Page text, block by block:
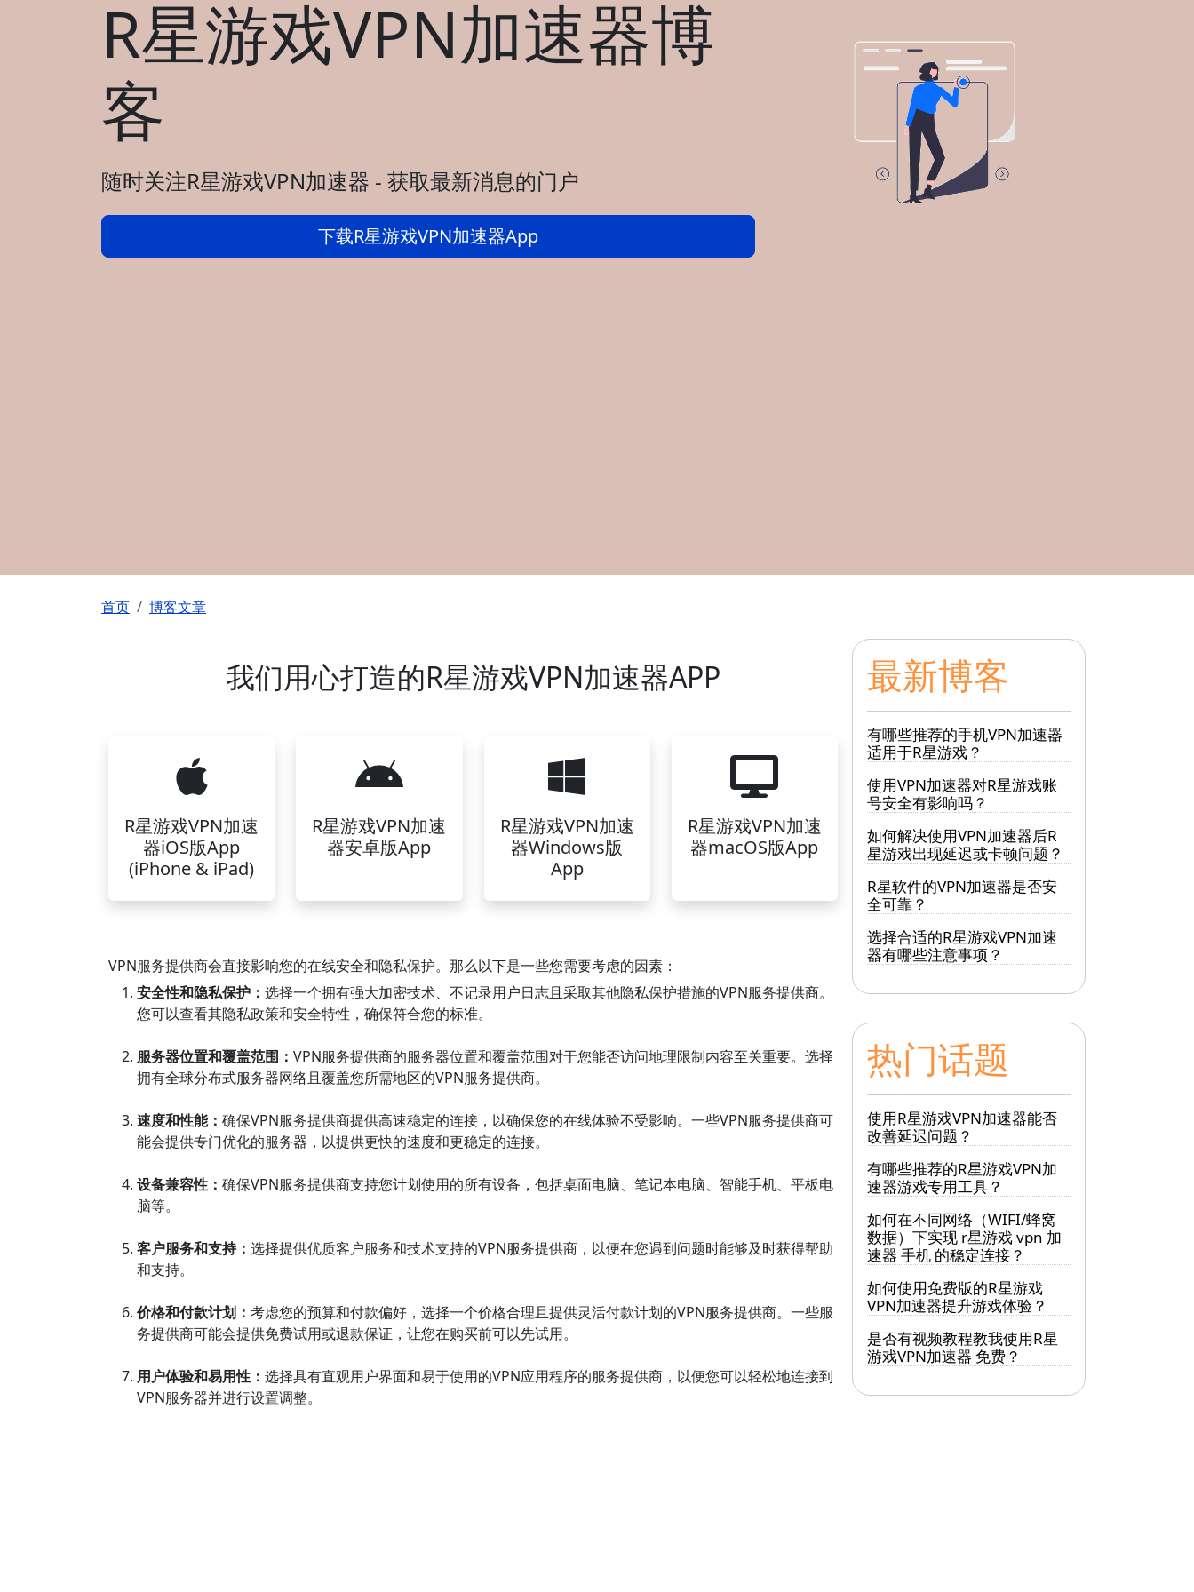
R星游戏VPN加速器博
客
随时关注R星游戏VPN加速器 - 获取最新消息的门户
下载R星游戏VPN加速器App
面包屑
首页 博客文章
我们用心打造的R星游戏VPN加速器APP
R星游戏VPN加速
器iOS版App
(iPhone & iPad)
R星游戏VPN加速
器安卓版App
R星游戏VPN加速
器Windows版
App
R星游戏VPN加速
器macOS版App
VPN服务提供商会直接影响您的在线安全和隐私保护。那么以下是一些您需要考虑的因素：
安全性和隐私保护： 选择一个拥有强大加密技术、不记录用户日志且采取其他隐私保护措施的VPN服务提供商。
您可以查看其隐私政策和安全特性，确保符合您的标准。
服务器位置和覆盖范围： VPN服务提供商的服务器位置和覆盖范围对于您能否访问地理限制内容至关重要。选择
拥有全球分布式服务器网络且覆盖您所需地区的VPN服务提供商。
速度和性能： 确保VPN服务提供商提供高速稳定的连接，以确保您的在线体验不受影响。一些VPN服务提供商可
能会提供专门优化的服务器，以提供更快的速度和更稳定的连接。
设备兼容性： 确保VPN服务提供商支持您计划使用的所有设备，包括桌面电脑、笔记本电脑、智能手机、平板电
脑等。
客户服务和支持： 选择提供优质客户服务和技术支持的VPN服务提供商，以便在您遇到问题时能够及时获得帮助
和支持。
价格和付款计划： 考虑您的预算和付款偏好，选择一个价格合理且提供灵活付款计划的VPN服务提供商。一些服
务提供商可能会提供免费试用或退款保证，让您在购买前可以先试用。
用户体验和易用性： 选择具有直观用户界面和易于使用的VPN应用程序的服务提供商，以便您可以轻松地连接到
VPN服务器并进行设置调整。
最新博客
有哪些推荐的手机VPN加速器
适用于R星游戏？
使用VPN加速器对R星游戏账
号安全有影响吗？
如何解决使用VPN加速器后R
星游戏出现延迟或卡顿问题？
R星软件的VPN加速器是否安
全可靠？
选择合适的R星游戏VPN加速
器有哪些注意事项？
热门话题
使用R星游戏VPN加速器能否
改善延迟问题？
有哪些推荐的R星游戏VPN加
速器游戏专用工具？
如何在不同网络（WIFI/蜂窝
数据）下实现 r星游戏 vpn 加
速器 手机 的稳定连接？
如何使用免费版的R星游戏
VPN加速器提升游戏体验？
是否有视频教程教我使用R星
游戏VPN加速器 免费？